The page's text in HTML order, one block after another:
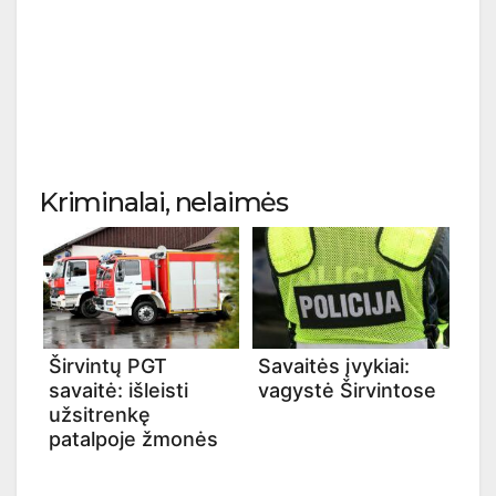
Kriminalai, nelaimės
Širvintų PGT
savaitė: išleisti
užsitrenkę
patalpoje žmonės
Savaitės įvykiai:
vagystė Širvintose